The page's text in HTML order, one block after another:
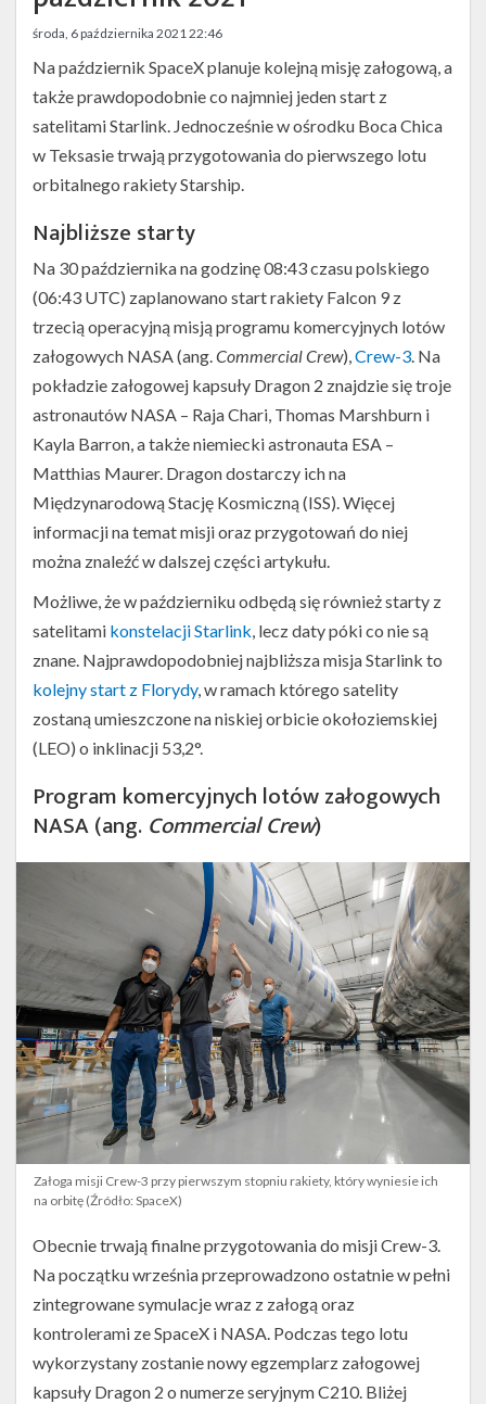
Kalendarze
środa, 6 października 2021 22:46
Na październik SpaceX planuje kolejną misję załogową, a
także prawdopodobnie co najmniej jeden start z
satelitami Starlink. Jednocześnie w ośrodku Boca Chica
w Teksasie trwają przygotowania do pierwszego lotu
orbitalnego rakiety Starship.
Najbliższe starty
Na 30 października na godzinę 08:43 czasu polskiego
(06:43 UTC) zaplanowano start rakiety Falcon 9 z
trzecią operacyjną misją programu komercyjnych lotów
załogowych NASA (ang. Commercial Crew), Crew-3 . Na
pokładzie załogowej kapsuły Dragon 2 znajdzie się troje
astronautów NASA – Raja Chari, Thomas Marshburn i
Kayla Barron, a także niemiecki astronauta ESA –
Matthias Maurer. Dragon dostarczy ich na
Międzynarodową Stację Kosmiczną (ISS). Więcej
informacji na temat misji oraz przygotowań do niej
można znaleźć w dalszej części artykułu.
Możliwe, że w październiku odbędą się również starty z
satelitami konstelacji Starlink , lecz daty póki co nie są
znane. Najprawdopodobniej najbliższa misja Starlink to
kolejny start z Florydy, w ramach którego satelity
zostaną umieszczone na niskiej orbicie okołoziemskiej
(LEO) o inklinacji 53,2°.
Program komercyjnych lotów załogowych
NASA (ang. Commercial Crew)
Załoga misji Crew-3 przy pierwszym stopniu rakiety, który wyniesie ich
na orbitę (Źródło: SpaceX)
Obecnie trwają finalne przygotowania do misji Crew-3.
Na początku września przeprowadzono ostatnie w pełni
zintegrowane symulacje wraz z załogą oraz
kontrolerami ze SpaceX i NASA. Podczas tego lotu
wykorzystany zostanie nowy egzemplarz załogowej
kapsuły Dragon 2 o numerze seryjnym C210. Bliżej